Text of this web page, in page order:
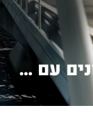
האם ניתן להחליף לוח שעונים עם מד חום ...